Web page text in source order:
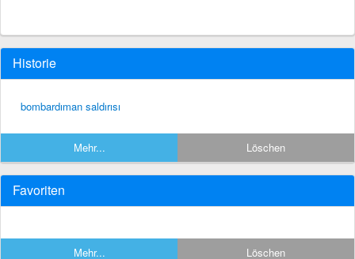
Historie
bombardıman saldırısı
Mehr... Löschen
Favoriten
Mehr... Löschen